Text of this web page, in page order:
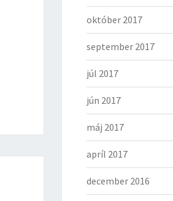
október 2017
september 2017
júl 2017
jún 2017
máj 2017
apríl 2017
december 2016